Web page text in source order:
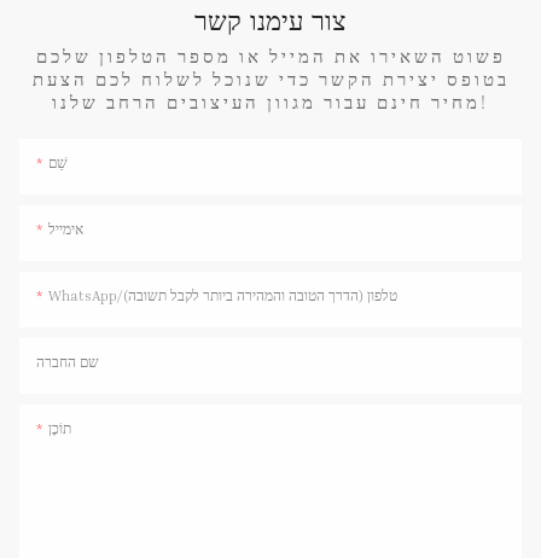
צור עימנו קשר
פשוט השאירו את המייל או מספר הטלפון שלכם
בטופס יצירת הקשר כדי שנוכל לשלוח לכם הצעת
מחיר חינם עבור מגוון העיצובים הרחב שלנו!
שֵׁם
אימייל
WhatsApp/טלפון (הדרך הטובה והמהירה ביותר לקבל תשובה)
שם החברה
תוֹכֶן